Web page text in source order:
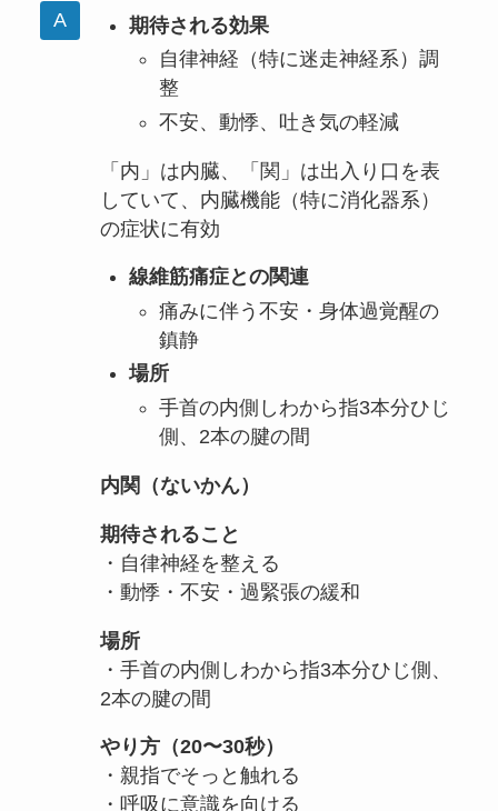
期待される効果
自律神経（特に迷走神経系）調
整
不安、動悸、吐き気の軽減
「内」は内臓、「関」は出入り口を表
していて、内臓機能（特に消化器系）
の症状に有効
線維筋痛症との関連
痛みに伴う不安・身体過覚醒の
鎮静
場所
手首の内側しわから指3本分ひじ
側、2本の腱の間
内関（ないかん）
期待されること
・自律神経を整える
・動悸・不安・過緊張の緩和
場所
・手首の内側しわから指3本分ひじ側、
2本の腱の間
やり方（20〜30秒）
・親指でそっと触れる
・呼吸に意識を向ける